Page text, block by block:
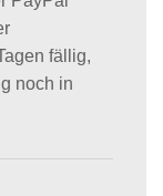
fällig,
noch in